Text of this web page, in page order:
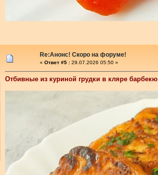
Re:Анонс! Скоро на форуме!
« Ответ #5 : 29.07.2026 05:50 »
Отбивные из куриной грудки в кляре барбекю